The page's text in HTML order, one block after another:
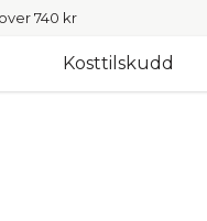
740 kr
Kosttilskudd